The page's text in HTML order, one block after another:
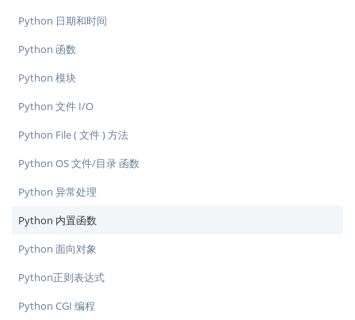
Python 日期和时间
Python 函数
Python 模块
Python 文件 I/O
Python File ( 文件 ) 方法
Python OS 文件/目录 函数
Python 异常处理
Python 内置函数
Python 面向对象
Python正则表达式
Python CGI 编程